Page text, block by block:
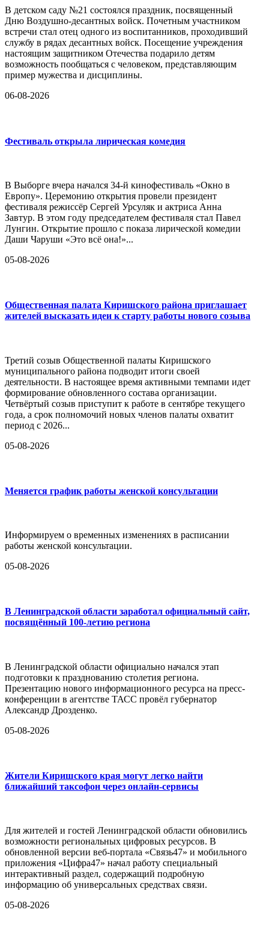
В детском саду №21 состоялся праздник, посвященный
Дню Воздушно-десантных войск. Почетным участником
встречи стал отец одного из воспитанников, проходивший
службу в рядах десантных войск. Посещение учреждения
настоящим защитником Отечества подарило детям
возможность пообщаться с человеком, представляющим
пример мужества и дисциплины.
06-08-2026
Фестиваль открыла лирическая комедия
В Выборге вчера начался 34-й кинофестиваль «Окно в
Европу». Церемонию открытия провели президент
фестиваля режиссёр Сергей Урсуляк и актриса Анна
Завтур. В этом году председателем фестиваля стал Павел
Лунгин. Открытие прошло с показа лирической комедии
Даши Чаруши «Это всё она!»...
05-08-2026
Общественная палата Киришского района приглашает
жителей высказать идеи к старту работы нового созыва
Третий созыв Общественной палаты Киришского
муниципального района подводит итоги своей
деятельности. В настоящее время активными темпами идет
формирование обновленного состава организации.
Четвёртый созыв приступит к работе в сентябре текущего
года, а срок полномочий новых членов палаты охватит
период с 2026...
05-08-2026
Меняется график работы женской консультации
Информируем о временных изменениях в расписании
работы женской консультации.
05-08-2026
В Ленинградской области заработал официальный сайт,
посвящённый 100-летию региона
В Ленинградской области официально начался этап
подготовки к празднованию столетия региона.
Презентацию нового информационного ресурса на пресс-
конференции в агентстве ТАСС провёл губернатор
Александр Дрозденко.
05-08-2026
Жители Киришского края могут легко найти
ближайший таксофон через онлайн-сервисы
Для жителей и гостей Ленинградской области обновились
возможности региональных цифровых ресурсов. В
обновленной версии веб-портала «Связь47» и мобильного
приложения «Цифра47» начал работу специальный
интерактивный раздел, содержащий подробную
информацию об универсальных средствах связи.
05-08-2026